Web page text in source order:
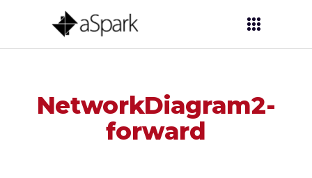
NetworkDiagram2-
forward